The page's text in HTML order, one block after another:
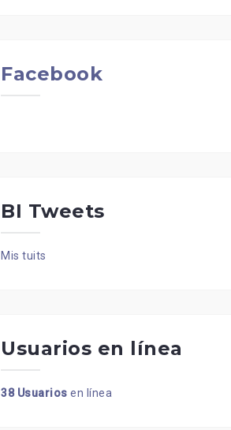
Facebook
BI Tweets
Mis tuits
Usuarios en línea
38 Usuarios en línea